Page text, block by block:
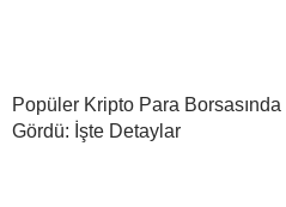
Popüler Kripto Para
Gördü: İşte Detaylar